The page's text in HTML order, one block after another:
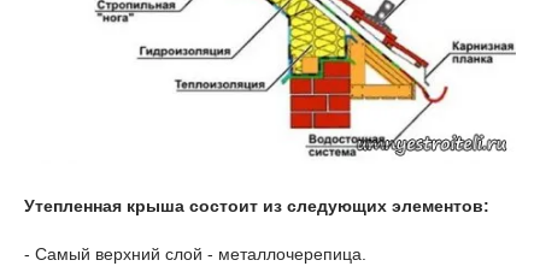
Утепленная крыша состоит из следующих элементов:
- Самый верхний слой - металлочерепица.